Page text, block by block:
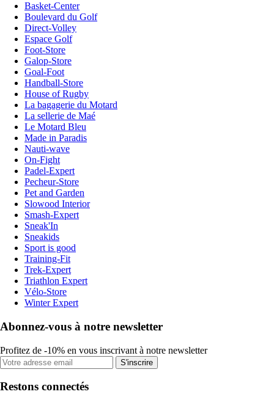
Basket-Center
Boulevard du Golf
Direct-Volley
Espace Golf
Foot-Store
Galop-Store
Goal-Foot
Handball-Store
House of Rugby
La bagagerie du Motard
La sellerie de Maé
Le Motard Bleu
Made in Paradis
Nauti-wave
On-Fight
Padel-Expert
Pecheur-Store
Pet and Garden
Slowood Interior
Smash-Expert
Sneak'In
Sneakids
Sport is good
Training-Fit
Trek-Expert
Triathlon Expert
Vélo-Store
Winter Expert
Abonnez-vous à notre newsletter
Profitez de -10% en vous inscrivant à notre newsletter
S'inscrire
Restons connectés